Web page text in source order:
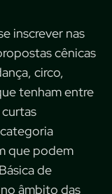
inscrever nas
cênicas
circo,
tenham entre
curtas
que podem
de
âmbito das